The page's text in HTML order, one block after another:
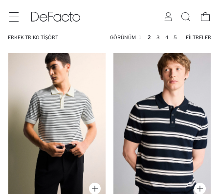
ERKEK TRIKO TIŞÖRT GÖRÜNÜM 1 2 3 4 5 FILTRELER